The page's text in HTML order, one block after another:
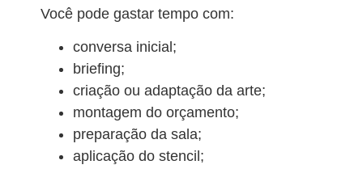
Você pode gastar tempo com:
conversa inicial;
briefing;
criação ou adaptação da arte;
montagem do orçamento;
preparação da sala;
aplicação do stencil;